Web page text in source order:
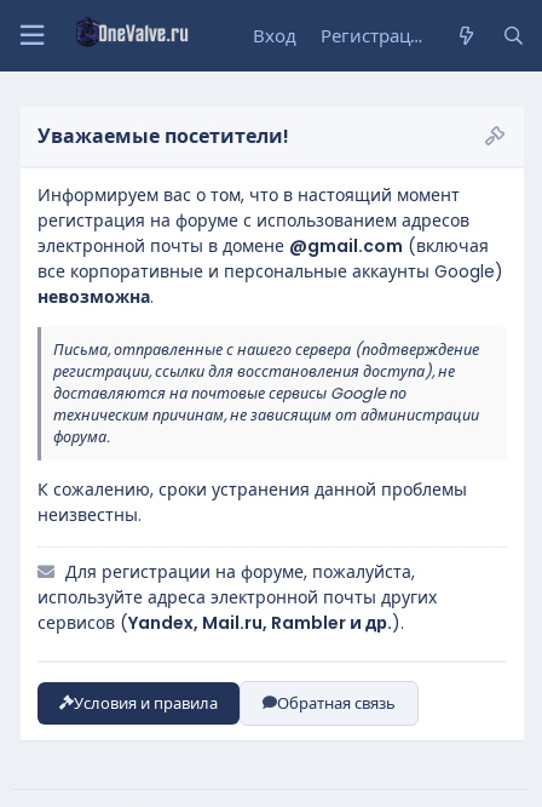
Вход Регистрация
Уважаемые посетители!
Информируем вас о том, что в настоящий момент
регистрация на форуме с использованием адресов
электронной почты в домене @gmail.com (включая
все корпоративные и персональные аккаунты Google)
невозможна.
Письма, отправленные с нашего сервера (подтверждение
регистрации, ссылки для восстановления доступа), не
доставляются на почтовые сервисы Google по
техническим причинам, не зависящим от администрации
форума.
К сожалению, сроки устранения данной проблемы
неизвестны.
Для регистрации на форуме, пожалуйста,
используйте адреса электронной почты других
сервисов (Yandex, Mail.ru, Rambler и др.).
Условия и правила Обратная связь